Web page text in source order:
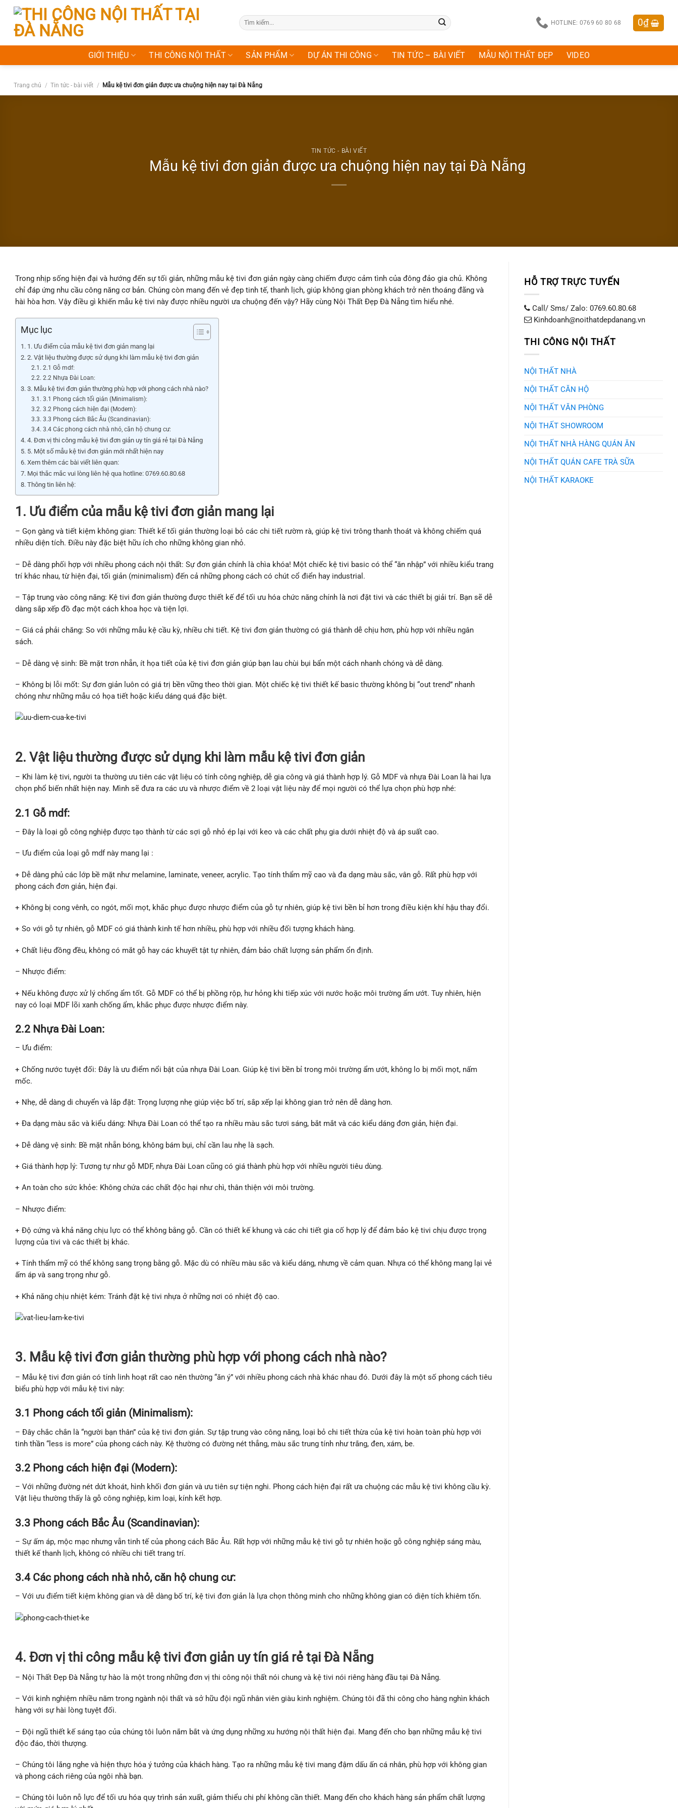
Tìm
kiếm:
HOTLINE: 0769 60 80 68 0₫
GIỚI THIỆU THI CÔNG NỘI THẤT SẢN PHẨM DỰ ÁN THI CÔNG TIN TỨC – BÀI VIẾT MẪU NỘI THẤT ĐẸP VIDEO
Trang chủ / Tin tức - bài viết / Mẫu kệ tivi đơn giản được ưa chuộng hiện nay tại Đà Nẵng
TIN TỨC - BÀI VIẾT
Mẫu kệ tivi đơn giản được ưa chuộng hiện nay tại Đà Nẵng
Trong nhịp sống hiện đại và hướng đến sự tối giản, những mẫu kệ tivi đơn giản ngày càng chiếm được cảm tình của đông đảo gia chủ. Không
chỉ đáp ứng nhu cầu công năng cơ bản. Chúng còn mang đến vẻ đẹp tinh tế, thanh lịch, giúp không gian phòng khách trở nên thoáng đãng và
hài hòa hơn. Vậy điều gì khiến mẫu kệ tivi này được nhiều người ưa chuộng đến vậy? Hãy cùng Nội Thất Đẹp Đà Nẵng tìm hiểu nhé.
Mục lục
1. Ưu điểm của mẫu kệ tivi đơn giản mang lại
2. Vật liệu thường được sử dụng khi làm mẫu kệ tivi đơn giản
2.1 Gỗ mdf:
2.2 Nhựa Đài Loan:
3. Mẫu kệ tivi đơn giản thường phù hợp với phong cách nhà nào?
3.1 Phong cách tối giản (Minimalism):
3.2 Phong cách hiện đại (Modern):
3.3 Phong cách Bắc Âu (Scandinavian):
3.4 Các phong cách nhà nhỏ, căn hộ chung cư:
4. Đơn vị thi công mẫu kệ tivi đơn giản uy tín giá rẻ tại Đà Nẵng
5. Một số mẫu kệ tivi đơn giản mới nhất hiện nay
Xem thêm các bài viết liên quan:
Mọi thắc mắc vui lòng liên hệ qua hotline: 0769.60.80.68
Thông tin liên hệ:
1. Ưu điểm của mẫu kệ tivi đơn giản mang lại
– Gọn gàng và tiết kiệm không gian: Thiết kế tối giản thường loại bỏ các chi tiết rườm rà, giúp kệ tivi trông thanh thoát và không chiếm quá
nhiều diện tích. Điều này đặc biệt hữu ích cho những không gian nhỏ.
– Dễ dàng phối hợp với nhiều phong cách nội thất: Sự đơn giản chính là chìa khóa! Một chiếc kệ tivi basic có thể “ăn nhập” với nhiều kiểu trang
trí khác nhau, từ hiện đại, tối giản (minimalism) đến cả những phong cách có chút cổ điển hay industrial.
– Tập trung vào công năng: Kệ tivi đơn giản thường được thiết kế để tối ưu hóa chức năng chính là nơi đặt tivi và các thiết bị giải trí. Bạn sẽ dễ
dàng sắp xếp đồ đạc một cách khoa học và tiện lợi.
– Giá cả phải chăng: So với những mẫu kệ cầu kỳ, nhiều chi tiết. Kệ tivi đơn giản thường có giá thành dễ chịu hơn, phù hợp với nhiều ngân
sách.
– Dễ dàng vệ sinh: Bề mặt trơn nhẵn, ít họa tiết của kệ tivi đơn giản giúp bạn lau chùi bụi bẩn một cách nhanh chóng và dễ dàng.
– Không bị lỗi mốt: Sự đơn giản luôn có giá trị bền vững theo thời gian. Một chiếc kệ tivi thiết kế basic thường không bị “out trend” nhanh
chóng như những mẫu có họa tiết hoặc kiểu dáng quá đặc biệt.
2. Vật liệu thường được sử dụng khi làm mẫu kệ tivi đơn giản
– Khi làm kệ tivi, người ta thường ưu tiên các vật liệu có tính công nghiệp, dễ gia công và giá thành hợp lý. Gỗ MDF và nhựa Đài Loan là hai lựa
chọn phổ biến nhất hiện nay. Mình sẽ đưa ra các ưu và nhược điểm về 2 loại vật liệu này để mọi người có thể lựa chọn phù hợp nhé:
2.1 Gỗ mdf:
– Đây là loại gỗ công nghiệp được tạo thành từ các sợi gỗ nhỏ ép lại với keo và các chất phụ gia dưới nhiệt độ và áp suất cao.
– Ưu điểm của loại gỗ mdf này mang lại :
+ Dễ dàng phủ các lớp bề mặt như melamine, laminate, veneer, acrylic. Tạo tính thẩm mỹ cao và đa dạng màu sắc, vân gỗ. Rất phù hợp với
phong cách đơn giản, hiện đại.
+ Không bị cong vênh, co ngót, mối mọt, khắc phục được nhược điểm của gỗ tự nhiên, giúp kệ tivi bền bỉ hơn trong điều kiện khí hậu thay đổi.
+ So với gỗ tự nhiên, gỗ MDF có giá thành kinh tế hơn nhiều, phù hợp với nhiều đối tượng khách hàng.
+ Chất liệu đồng đều, không có mắt gỗ hay các khuyết tật tự nhiên, đảm bảo chất lượng sản phẩm ổn định.
– Nhược điểm:
+ Nếu không được xử lý chống ẩm tốt. Gỗ MDF có thể bị phồng rộp, hư hỏng khi tiếp xúc với nước hoặc môi trường ẩm ướt. Tuy nhiên, hiện
nay có loại MDF lõi xanh chống ẩm, khắc phục được nhược điểm này.
2.2 Nhựa Đài Loan:
– Ưu điểm:
+ Chống nước tuyệt đối: Đây là ưu điểm nổi bật của nhựa Đài Loan. Giúp kệ tivi bền bỉ trong môi trường ẩm ướt, không lo bị mối mọt, nấm
mốc.
+ Nhẹ, dễ dàng di chuyển và lắp đặt: Trọng lượng nhẹ giúp việc bố trí, sắp xếp lại không gian trở nên dễ dàng hơn.
+ Đa dạng màu sắc và kiểu dáng: Nhựa Đài Loan có thể tạo ra nhiều màu sắc tươi sáng, bắt mắt và các kiểu dáng đơn giản, hiện đại.
+ Dễ dàng vệ sinh: Bề mặt nhẵn bóng, không bám bụi, chỉ cần lau nhẹ là sạch.
+ Giá thành hợp lý: Tương tự như gỗ MDF, nhựa Đài Loan cũng có giá thành phù hợp với nhiều người tiêu dùng.
+ An toàn cho sức khỏe: Không chứa các chất độc hại như chì, thân thiện với môi trường.
– Nhược điểm:
+ Độ cứng và khả năng chịu lực có thể không bằng gỗ. Cần có thiết kế khung và các chi tiết gia cố hợp lý để đảm bảo kệ tivi chịu được trọng
lượng của tivi và các thiết bị khác.
+ Tính thẩm mỹ có thể không sang trọng bằng gỗ. Mặc dù có nhiều màu sắc và kiểu dáng, nhưng về cảm quan. Nhựa có thể không mang lại vẻ
ấm áp và sang trọng như gỗ.
+ Khả năng chịu nhiệt kém: Tránh đặt kệ tivi nhựa ở những nơi có nhiệt độ cao.
3. Mẫu kệ tivi đơn giản thường phù hợp với phong cách nhà nào?
– Mẫu kệ tivi đơn giản có tính linh hoạt rất cao nên thường “ăn ý” với nhiều phong cách nhà khác nhau đó. Dưới đây là một số phong cách tiêu
biểu phù hợp với mẫu kệ tivi này:
3.1 Phong cách tối giản (Minimalism):
– Đây chắc chắn là “người bạn thân” của kệ tivi đơn giản. Sự tập trung vào công năng, loại bỏ chi tiết thừa của kệ tivi hoàn toàn phù hợp với
tinh thần “less is more” của phong cách này. Kệ thường có đường nét thẳng, màu sắc trung tính như trắng, đen, xám, be.
3.2 Phong cách hiện đại (Modern):
– Với những đường nét dứt khoát, hình khối đơn giản và ưu tiên sự tiện nghi. Phong cách hiện đại rất ưa chuộng các mẫu kệ tivi không cầu kỳ.
Vật liệu thường thấy là gỗ công nghiệp, kim loại, kính kết hợp.
3.3 Phong cách Bắc Âu (Scandinavian):
– Sự ấm áp, mộc mạc nhưng vẫn tinh tế của phong cách Bắc Âu. Rất hợp với những mẫu kệ tivi gỗ tự nhiên hoặc gỗ công nghiệp sáng màu,
thiết kế thanh lịch, không có nhiều chi tiết trang trí.
3.4 Các phong cách nhà nhỏ, căn hộ chung cư:
– Với ưu điểm tiết kiệm không gian và dễ dàng bố trí, kệ tivi đơn giản là lựa chọn thông minh cho những không gian có diện tích khiêm tốn.
4. Đơn vị thi công mẫu kệ tivi đơn giản uy tín giá rẻ tại Đà Nẵng
– Nội Thất Đẹp Đà Nẵng tự hào là một trong những đơn vị thi công nội thất nói chung và kệ tivi nói riêng hàng đầu tại Đà Nẵng.
– Với kinh nghiệm nhiều năm trong ngành nội thất và sở hữu đội ngũ nhân viên giàu kinh nghiệm. Chúng tôi đã thi công cho hàng nghìn khách
hàng với sự hài lòng tuyệt đối.
– Đội ngũ thiết kế sáng tạo của chúng tôi luôn nắm bắt và ứng dụng những xu hướng nội thất hiện đại. Mang đến cho bạn những mẫu kệ tivi
độc đáo, thời thượng.
– Chúng tôi lắng nghe và hiện thực hóa ý tưởng của khách hàng. Tạo ra những mẫu kệ tivi mang đậm dấu ấn cá nhân, phù hợp với không gian
và phong cách riêng của ngôi nhà bạn.
– Chúng tôi luôn nỗ lực để tối ưu hóa quy trình sản xuất, giảm thiểu chi phí không cần thiết. Mang đến cho khách hàng sản phẩm chất lượng
HỖ TRỢ TRỰC TUYẾN
Call/ Sms/ Zalo: 0769.60.80.68
Kinhdoanh@noithatdepdanang.vn
THI CÔNG NỘI THẤT
NỘI THẤT NHÀ
NỘI THẤT CĂN HỘ
NỘI THẤT VĂN PHÒNG
NỘI THẤT SHOWROOM
NỘI THẤT NHÀ HÀNG QUÁN ĂN
NỘI THẤT QUÁN CAFE TRÀ SỮA
NỘI THẤT KARAOKE